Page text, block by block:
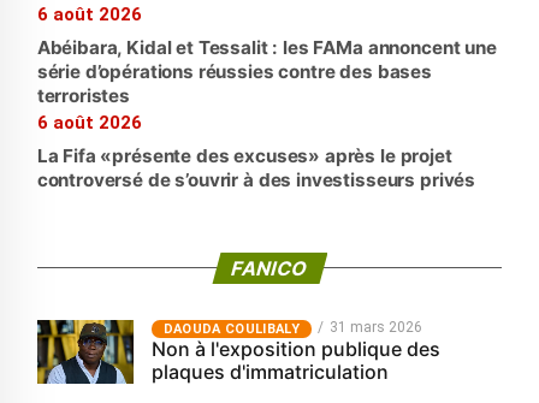
6 août 2026
Abéibara, Kidal et Tessalit : les FAMa annoncent une
série d’opérations réussies contre des bases
terroristes
6 août 2026
La Fifa «présente des excuses» après le projet
controversé de s’ouvrir à des investisseurs privés
FANICO
‎DAOUDA COULIBALY 31 mars 2026
Non à l'exposition publique des
plaques d'immatriculation